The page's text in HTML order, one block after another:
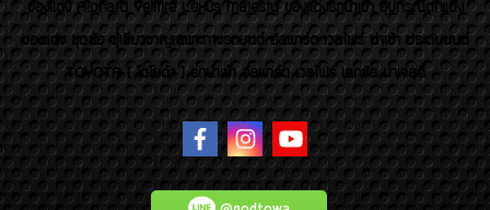
ของเเต่ง Alphard Vellfire Lexus Majesty ของเเต่งรถนำเข้า อุปกรณ์ตกแต่ง
ของแต่ง ชุดล้อ ผู้เชี่ยวชาญเฉพาะทางรถยนต์ อัลพาร์ด เวลไฟร์ นำเข้า ประดับยนต์
TOYOTA ( โตโยต้า ) รถนำเข้า อัลพาร์ด เวลไฟร์ เลกซัส มาเจสตี้